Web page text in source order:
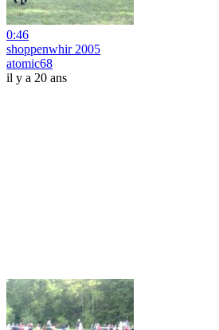
0:46
shoppenwhir 2005
atomic68
il y a 20 ans